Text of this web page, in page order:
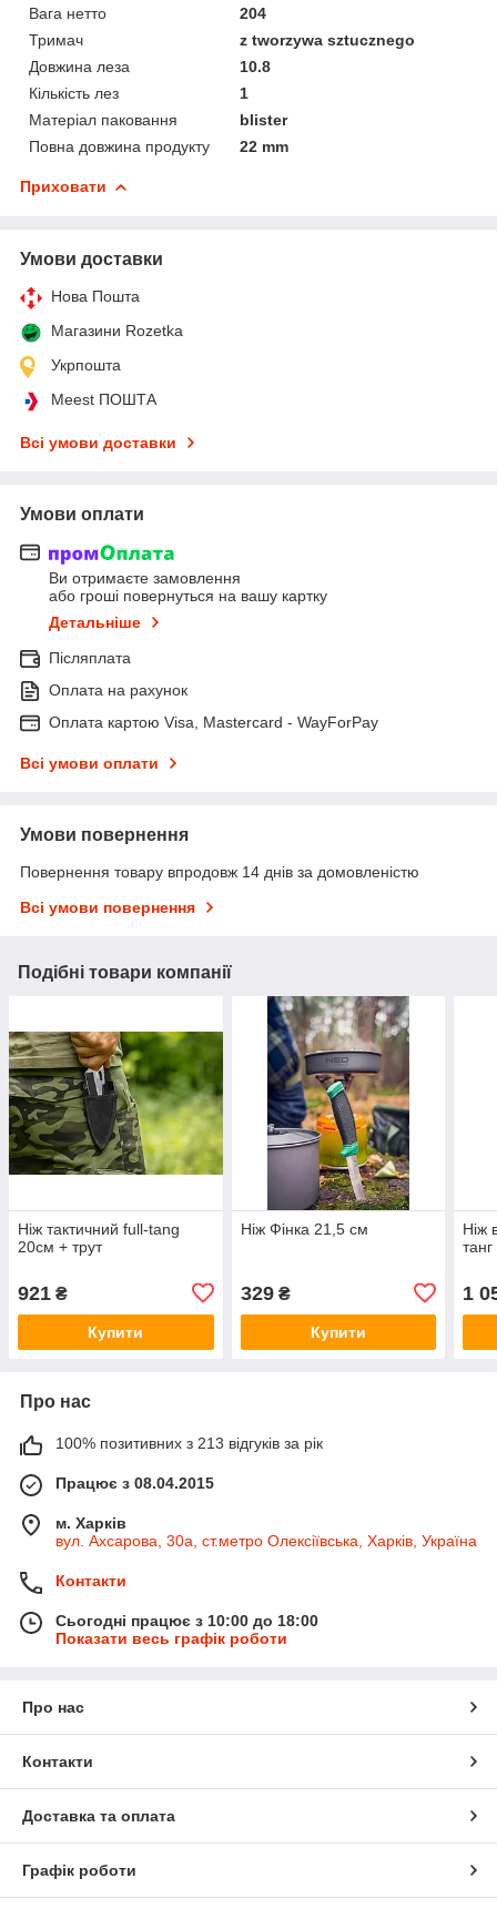
Вага нетто
204
Тримач
z tworzywa sztucznego
Довжина леза
10.8
Кількість лез
1
Матеріал паковання
blister
Повна довжина продукту
22 mm
Приховати
Умови доставки
Нова Пошта
Магазини Rozetka
Укрпошта
Meest ПОШТА
Всі умови доставки
Умови оплати
Ви отримаєте замовлення
або гроші повернуться на вашу картку
Детальніше
Післяплата
Оплата на рахунок
Оплата картою Visa, Mastercard - WayForPay
Всі умови оплати
Умови повернення
Повернення товару впродовж 14 днів за домовленістю
Всі умови повернення
Подібні товари компанії
Ніж тактичний full-tang
20см + трут
921 ₴
Купити
Ніж Фінка 21,5 см
329₴
Купити
Ніж
1
Про нас
100% позитивних з 213 відгуків за рік
Працює з 08.04.2015
м. Харків
вул. Ахсарова, 30а, ст.метро Олексіївська, Харків, Україна
Контакти
Сьогодні працює з 10:00 до 18:00
Показати весь графік роботи
Про нас
Контакти
Доставка та оплата
Графік роботи